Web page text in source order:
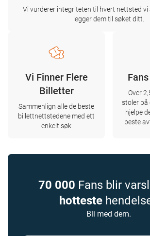
Vi vurderer integriteten til hvert nettsted vi
legger dem til søket ditt.
Vi Finner Flere
Billetter
Sammenlign alle de beste
billettnettstedene med ett
enkelt søk
Over
stoler på
hjelpe
beste
70 000 Fans blir
hotteste
Bli med dem.